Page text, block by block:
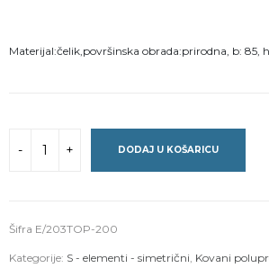
Materijal:čelik,površinska obrada:prirodna, b: 85,
DODAJ U KOŠARICU
Šifra E/203TOP-200
Kategorije: S - elementi - simetrični Kovani